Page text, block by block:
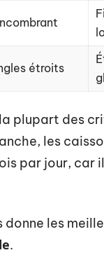
étroits
plupart des
les
par jour, car
les
.